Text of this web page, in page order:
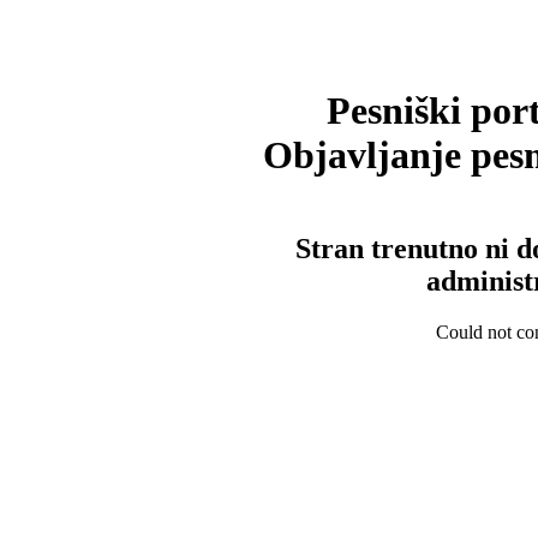
Pesniški
Objavljanje
Stran trenutno ni
Could not